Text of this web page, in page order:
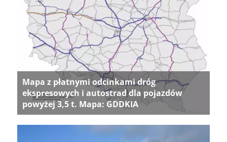
Mapa z płatnymi odcinkami dróg
ekspresowych i autostrad dla pojazdów
powyżej 3,5 t. Mapa: GDDKIA